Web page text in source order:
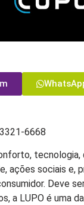
6668
tecnologia,
ações sociais e,
Deve
a LUPO é uma